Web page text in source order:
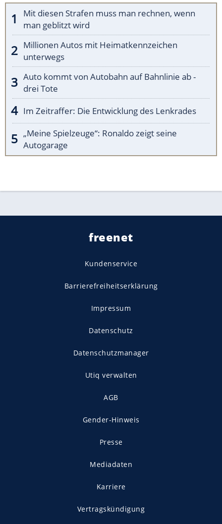
Mit diesen Strafen muss man rechnen, wenn
man geblitzt wird
Millionen Autos mit Heimatkennzeichen
unterwegs
Auto kommt von Autobahn auf Bahnlinie ab -
drei Tote
Im Zeitraffer: Die Entwicklung des Lenkrades
„Meine Spielzeuge“: Ronaldo zeigt seine
Autogarage
freenet
Kundenservice
Barrierefreiheitserklärung
Impressum
Datenschutz
Datenschutzmanager
Utiq verwalten
AGB
Gender-Hinweis
Presse
Mediadaten
Karriere
Vertragskündigung